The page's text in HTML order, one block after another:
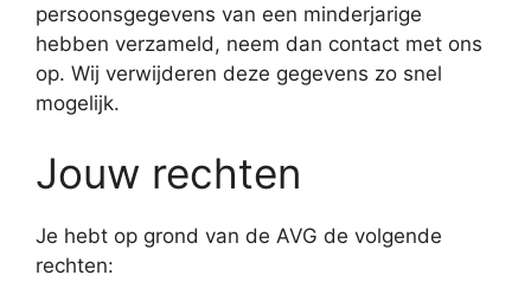
persoonsgegevens van een minderjarige
hebben verzameld, neem dan contact met ons
op. Wij verwijderen deze gegevens zo snel
mogelijk.
Jouw rechten
Je hebt op grond van de AVG de volgende
rechten: